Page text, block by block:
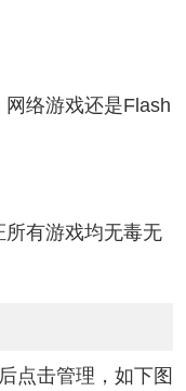
络游戏还是Flash
有游戏均无毒无
点击管理，如下图